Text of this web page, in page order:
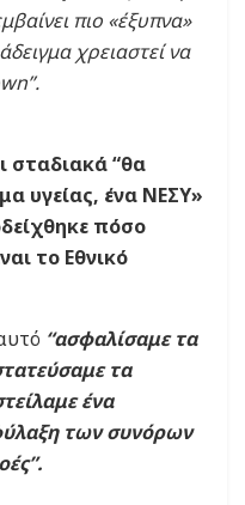
πιο «έξυπνα»
χρειαστεί να
σταδιακά “θα
υγείας, ένα ΝΕΣΥ»
πόσο
το Εθνικό
“ασφαλίσαμε τα
τα
ένα
των συνόρων